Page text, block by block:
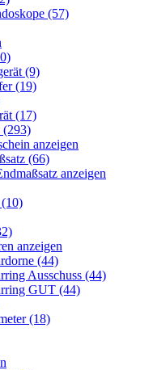
(57)
(9)
(19)
(17)
(293)
anzeigen
(66)
anzeigen
anzeigen
(44)
Ausschuss (44)
GUT (44)
(18)